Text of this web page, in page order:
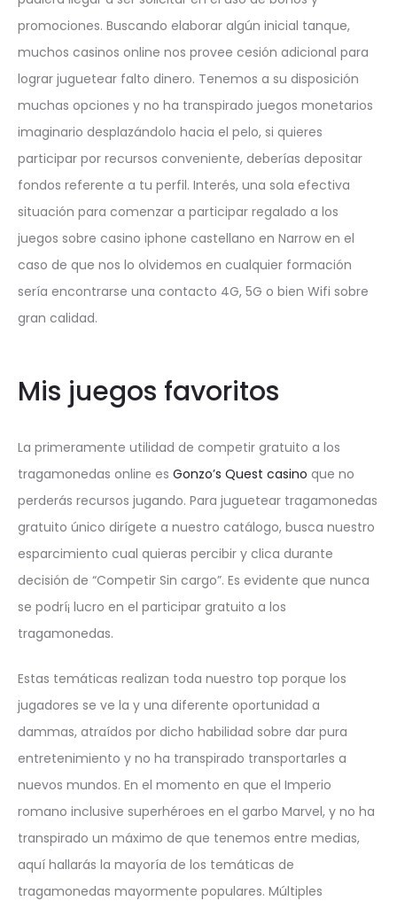
promociones. Buscando elaborar algún inicial tanque,
muchos casinos online nos provee cesión adicional para
lograr juguetear falto dinero. Tenemos a su disposición
muchas opciones y no ha transpirado juegos monetarios
imaginario desplazándolo hacia el pelo, si quieres
participar por recursos conveniente, deberías depositar
fondos referente a tu perfil. Interés, una sola efectiva
situación para comenzar a participar regalado a los
juegos sobre casino iphone castellano en Narrow en el
caso de que nos lo olvidemos en cualquier formación
serí­a encontrarse una contacto 4G, 5G o bien Wifi sobre
gran calidad.
Mis juegos favoritos
La primeramente utilidad de competir gratuito a los
tragamonedas online es Gonzo’s Quest casino que no
perderás recursos jugando. Para juguetear tragamonedas
gratuito único dirígete a nuestro catálogo, busca nuestro
esparcimiento cual quieras percibir y clica durante
decisión de “Competir Sin cargo”. Es evidente que nunca
se podrí¡ lucro en el participar gratuito a los
tragamonedas.
Estas temáticas realizan toda nuestro top porque los
jugadores se ve la y una diferente oportunidad a
dammas, atraídos por dicho habilidad sobre dar pura
entretenimiento y no ha transpirado transportarles a
nuevos mundos. En el momento en que el Imperio
romano inclusive superhéroes en el garbo Marvel, y no ha
transpirado un máximo de que tenemos entre medias,
aquí hallarás la mayorí­a de los temáticas de
tragamonedas mayormente populares. Múltiples